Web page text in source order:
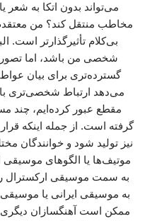
می‌تواند بدون اتکا به شعر
مخاطب منتقل کند؟ من
بی‌کلام تأثیرگذارتر
شخصی من باشد، اما
گسترده‌تری برای بیان
می‌دهد ارتباط شخصی‌تری با
مقطع عبور کرده‌ایم، چند
گرفته است. از جمله اینکه
نیز تولید شود و خوانندگان
موتیف‌ها یا الگوهای موسیقی
به سمت موسیقی ارکسترال
به موسیقی ایرانی یا موسیقی
ممکن است آهنگسازان دیگری